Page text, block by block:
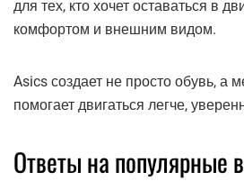
для тех, кто хочет оставаться в
комфортом и внешним видом.
Asics создает не просто обувь, а
помогает двигаться легче,
Ответы на популярные